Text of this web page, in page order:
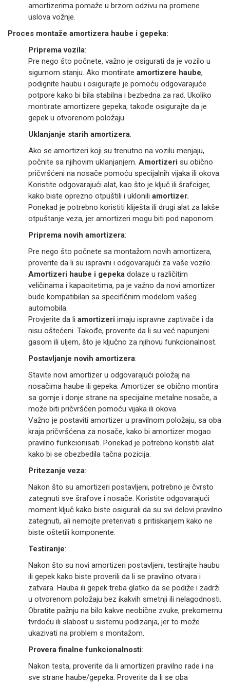
amortizerima pomaže u brzom odzivu na promene
uslova vožnje.
Proces montaže amortizera haube i gepeka:
Priprema vozila:
Pre nego što počnete, važno je osigurati da je vozilo u
sigurnom stanju. Ako montirate amortizere haube,
podignite haubu i osigurajte je pomoću odgovarajuće
potpore kako bi bila stabilna i bezbedna za rad. Ukoliko
montirate amortizere gepeka, takođe osigurajte da je
gepek u otvorenom položaju.
Uklanjanje starih amortizera:
Ako se amortizeri koji su trenutno na vozilu menjaju,
počnite sa njihovim uklanjanjem. Amortizeri su obično
pričvršćeni na nosače pomoću specijalnih vijaka ili okova.
Koristite odgovarajući alat, kao što je ključ ili šrafciger,
kako biste oprezno otpuštili i uklonili amortizer.
Ponekad je potrebno koristiti kliješta ili drugi alat za lakše
otpuštanje veza, jer amortizeri mogu biti pod naponom.
Priprema novih amortizera:
Pre nego što počnete sa montažom novih amortizera,
proverite da li su ispravni i odgovarajući za vaše vozilo.
Amortizeri haube i gepeka dolaze u različitim
veličinama i kapacitetima, pa je važno da novi amortizer
bude kompatibilan sa specifičnim modelom vašeg
automobila.
Provjerite da li amortizeri imaju ispravne zaptivače i da
nisu oštećeni. Takođe, proverite da li su već napunjeni
gasom ili uljem, što je ključno za njihovu funkcionalnost.
Postavljanje novih amortizera:
Stavite novi amortizer u odgovarajući položaj na
nosačima haube ili gepeka. Amortizer se obično montira
sa gornje i donje strane na specijalne metalne nosače, a
može biti pričvršćen pomoću vijaka ili okova.
Važno je postaviti amortizer u pravilnom položaju, sa oba
kraja pričvršćena za nosače, kako bi amortizer mogao
pravilno funkcionisati. Ponekad je potrebno koristiti alat
kako bi se obezbedila tačna pozicija.
Pritezanje veza:
Nakon što su amortizeri postavljeni, potrebno je čvrsto
zategnuti sve šrafove i nosače. Koristite odgovarajući
moment ključ kako biste osigurali da su svi delovi pravilno
zategnuti, ali nemojte preterivati s pritiskanjem kako ne
biste oštetili komponente.
Testiranje:
Nakon što su novi amortizeri postavljeni, testirajte haubu
ili gepek kako biste proverili da li se pravilno otvara i
zatvara. Hauba ili gepek treba glatko da se podiže i zadrži
u otvorenom položaju bez ikakvih smetnji ili nelagodnosti.
Obratite pažnju na bilo kakve neobične zvuke, prekomernu
tvrdoću ili slabost u sistemu podizanja, jer to može
ukazivati na problem s montažom.
Provera finalne funkcionalnosti:
Nakon testa, proverite da li amortizeri pravilno rade i na
sve strane haube/gepeka. Proverite da li se oba